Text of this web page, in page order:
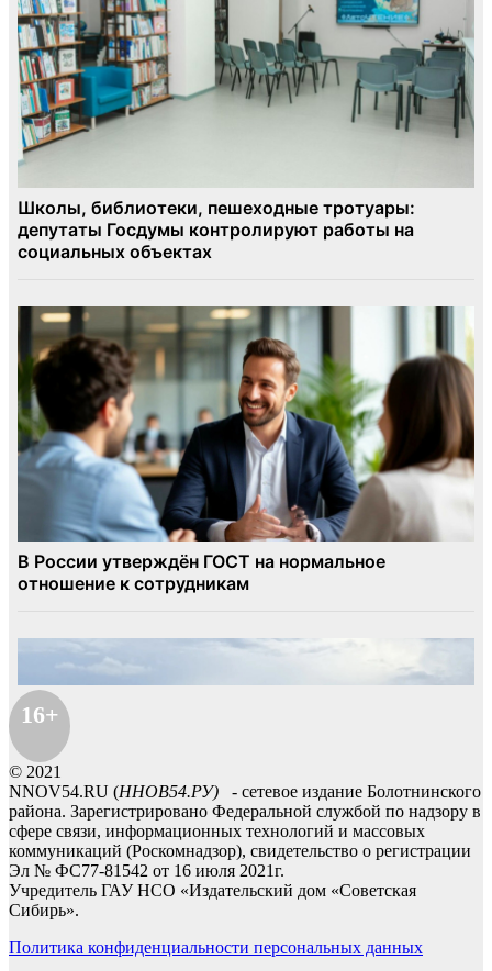
16+
© 2021
NNOV54.RU (ННОВ54.РУ) - сетевое издание Болотнинского
района. Зарегистрировано Федеральной службой по надзору в
сфере связи, информационных технологий и массовых
коммуникаций (Роскомнадзор), свидетельство о регистрации
Эл № ФС77-81542 от 16 июля 2021г.
Учредитель ГАУ НСО «Издательский дом «Советская
Сибирь».
Политика конфиденциальности персональных данных